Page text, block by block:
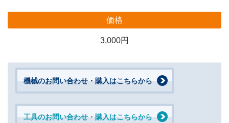
価格
3,000円
機械のお問い合わせ・購入はこちらから
工具のお問い合わせ・購入はこちらから